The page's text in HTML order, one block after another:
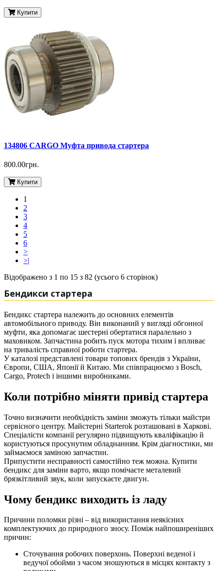
Купити
134806 CARGO Муфта привода стартера
800.00грн.
Купити
1
2
3
4
5
6
>
>|
Відображено з 1 по 15 з 82 (усього 6 сторінок)
Бендикси стартера
Бендикс стартера належить до основних елементів
автомобільного приводу. Він виконаний у вигляді обгонної
муфти, яка допомагає шестерні обертатися паралельно з
маховиком. Запчастина робить пуск мотора тихим і впливає
на тривалість справної роботи стартера.
У каталозі представлені товари топових брендів з України,
Європи, США, Японії й Китаю. Ми співпрацюємо з Bosch,
Cargo, Protech і іншими виробниками.
Коли потрібно міняти привід стартера
Точно визначити необхідність заміни зможуть тільки майстри
сервісного центру. Майстерні Starterok розташовані в Харкові.
Спеціалісти компанії регулярно підвищують кваліфікацію й
користуються просунутим обладнанням. Крім діагностики, ми
займаємося заміною запчастин.
Припустити несправності самостійно теж можна. Купити
бендикс для заміни варто, якщо помічаєте металевий
брязкітливий звук, коли запускаєте двигун.
Чому бендикс виходить із ладу
Причини поломки різні – від використання неякісних
комплектуючих до природного зносу. Поміж найпоширеніших
причин:
Сточування робочих поверхонь. Поверхні веденої і
ведучої обойми з часом зношуються в місцях контакту з